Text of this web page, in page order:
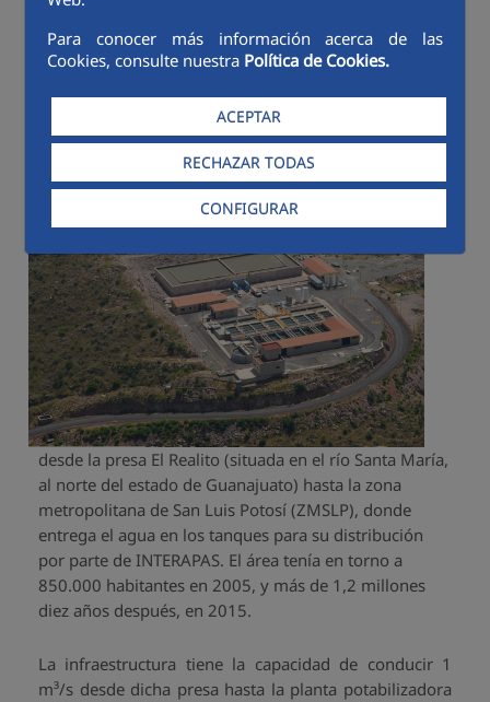
Para conocer más información acerca de las
Cookies, consulte nuestra Política de Cookies.
ACEPTAR
RECHAZAR TODAS
CONFIGURAR
El Realito fue
diseñado
para la
potabilizació
desde la presa El Realito (situada en el río Santa María,
al norte del estado de Guanajuato) hasta la zona
metropolitana de San Luis Potosí (ZMSLP), donde
entrega el agua en los tanques para su distribución
por parte de INTERAPAS. El área tenía en torno a
850.000 habitantes en 2005, y más de 1,2 millones
diez años después, en 2015.
La infraestructura tiene la capacidad de conducir 1
m³/s desde dicha presa hasta la planta potabilizadora